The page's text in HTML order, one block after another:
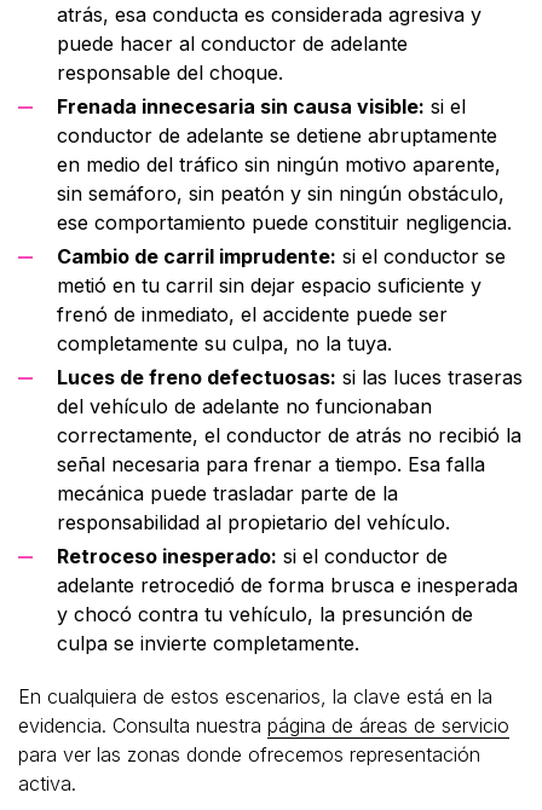
atrás, esa conducta es considerada agresiva y
puede hacer al conductor de adelante
responsable del choque.
Frenada innecesaria sin causa visible: si el
conductor de adelante se detiene abruptamente
en medio del tráfico sin ningún motivo aparente,
sin semáforo, sin peatón y sin ningún obstáculo,
ese comportamiento puede constituir negligencia.
Cambio de carril imprudente: si el conductor se
metió en tu carril sin dejar espacio suficiente y
frenó de inmediato, el accidente puede ser
completamente su culpa, no la tuya.
Luces de freno defectuosas: si las luces traseras
del vehículo de adelante no funcionaban
correctamente, el conductor de atrás no recibió la
señal necesaria para frenar a tiempo. Esa falla
mecánica puede trasladar parte de la
responsabilidad al propietario del vehículo.
Retroceso inesperado: si el conductor de
adelante retrocedió de forma brusca e inesperada
y chocó contra tu vehículo, la presunción de
culpa se invierte completamente.
En cualquiera de estos escenarios, la clave está en la
evidencia. Consulta nuestra página de áreas de servicio
para ver las zonas donde ofrecemos representación
activa.